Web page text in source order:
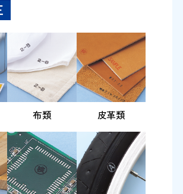
布類 皮革類